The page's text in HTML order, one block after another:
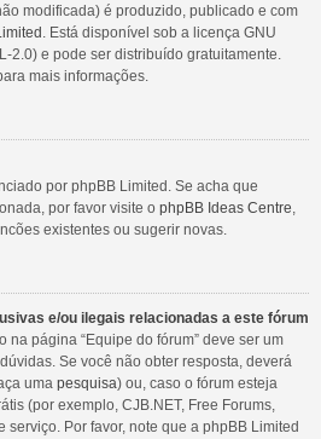
modificada) é produzido, publicado e com
. Está disponível sob a licença GNU
2.0) e pode ser distribuído gratuitamente.
mais informações.
por phpBB Limited. Se acha que
por favor visite o phpBB Ideas Centre,
existentes ou sugerir novas.
e/ou ilegais relacionadas a este fórum
na página “Equipe do fórum” deve ser um
Se você não obter resposta, deverá
uma pesquisa) ou, caso o fórum esteja
(por exemplo, CJB.NET, Free Forums,
serviço. Por favor, note que a phpBB Limited